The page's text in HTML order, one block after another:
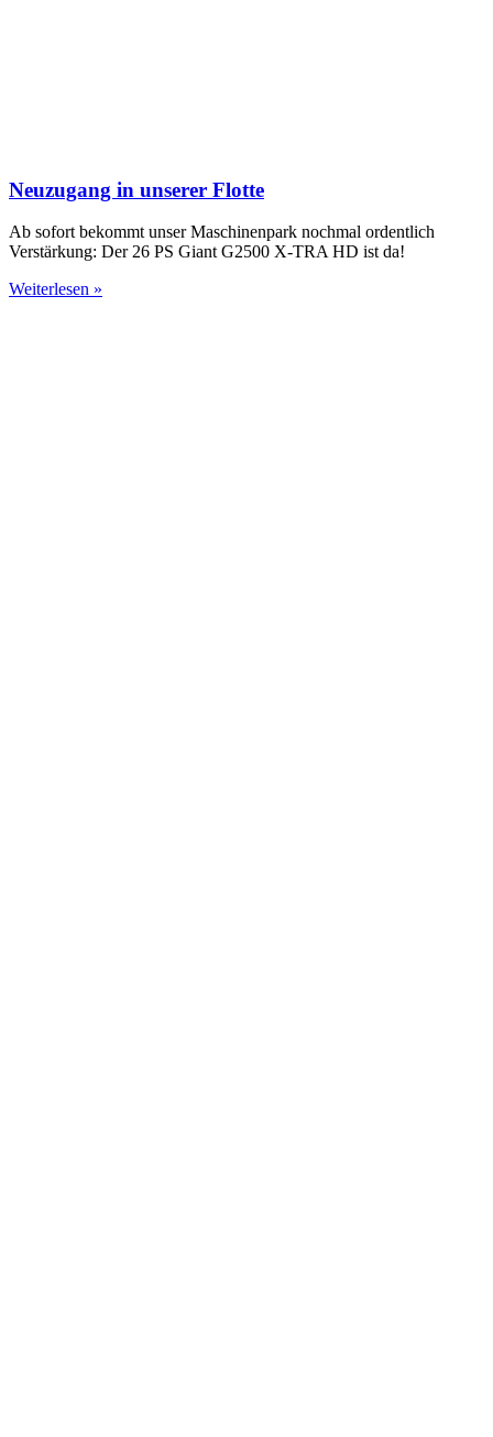
Neuzugang in unserer Flotte
Ab sofort bekommt unser Maschinenpark nochmal ordentlich
Verstärkung: Der 26 PS Giant G2500 X-TRA HD ist da!
Weiterlesen »